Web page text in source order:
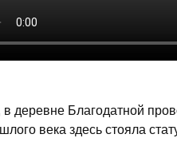
в деревне Благодатной
века здесь стояла